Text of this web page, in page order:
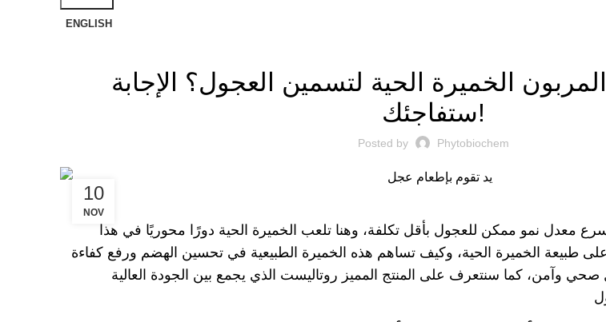
ENGLISH
الخميرة الحية لتسمين العجول؟ الإجابة
ستفاجئك!
Posted by Phytobiochem
10
NOV
معدل نمو ممكن للعجول بأقل تكلفة، وهنا تلعب الخميرة الحية دورًا محوريًا في هذا
طبيعة الخميرة الحية، وكيف تساهم هذه الخميرة الطبيعية في تحسين الهضم ورفع كفاءة
وآمن، كما سنتعرف على المنتج المميز روتاليست الذي يجمع بين الجودة العالية